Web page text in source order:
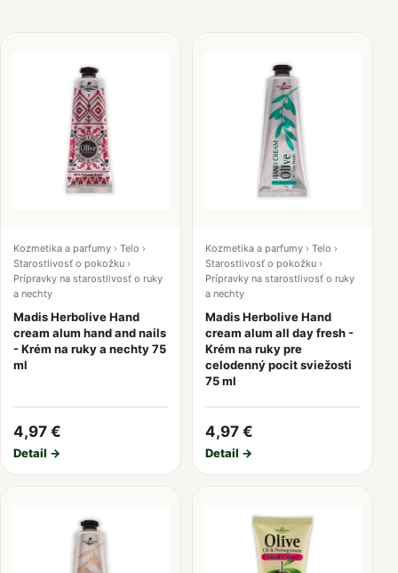
Kozmetika a parfumy › Telo ›
Starostlivosť o pokožku ›
Prípravky na starostlivosť o ruky
a nechty
Madis Herbolive Hand
cream alum hand and nails
- Krém na ruky a nechty 75
ml
4,97 €
Detail →
Kozmetika a parfumy › Telo ›
Starostlivosť o pokožku ›
Prípravky na starostlivosť o ruky
a nechty
Madis Herbolive Hand
cream alum all day fresh -
Krém na ruky pre
celodenný pocit sviežosti
75 ml
4,97 €
Detail →